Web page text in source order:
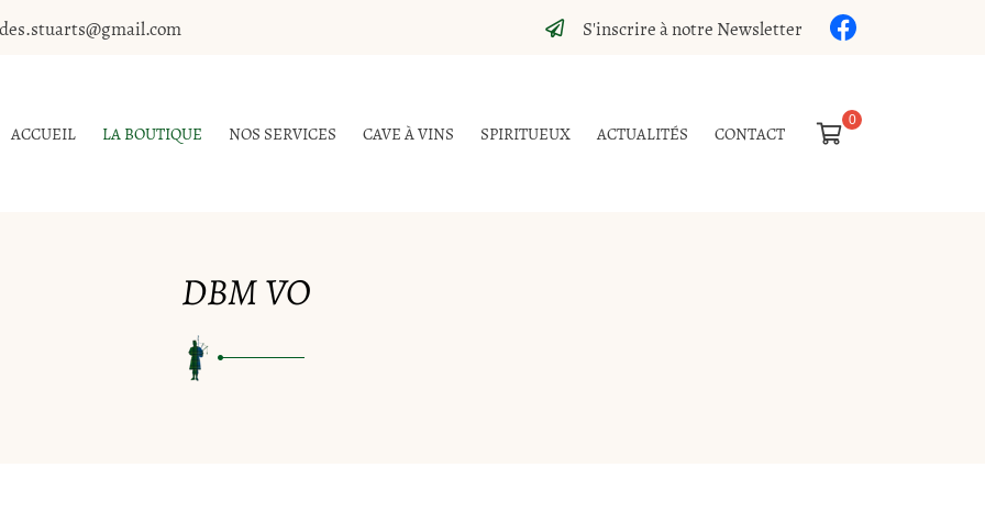
S'inscrire à notre Newsletter
ACCUEIL LA BOUTIQUE NOS SERVICES CAVE À VINS SPIRITUEUX ACTUALITÉS CONTACT 
DBM VO